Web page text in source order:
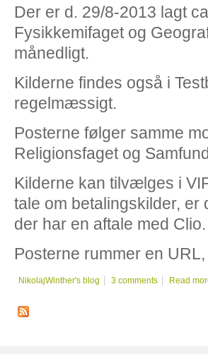
Der er d. 29/8-2013 lagt
Fysikkemifaget og
månedligt.
Kilderne findes også i
regelmæssigt.
Posterne følger samme
Religionsfaget og
Kilderne kan tilvælges i
tale om betalingskilder, er
der har en aftale med Clio.
Posterne rummer en
NikolajWinther's blog 3 comments Read